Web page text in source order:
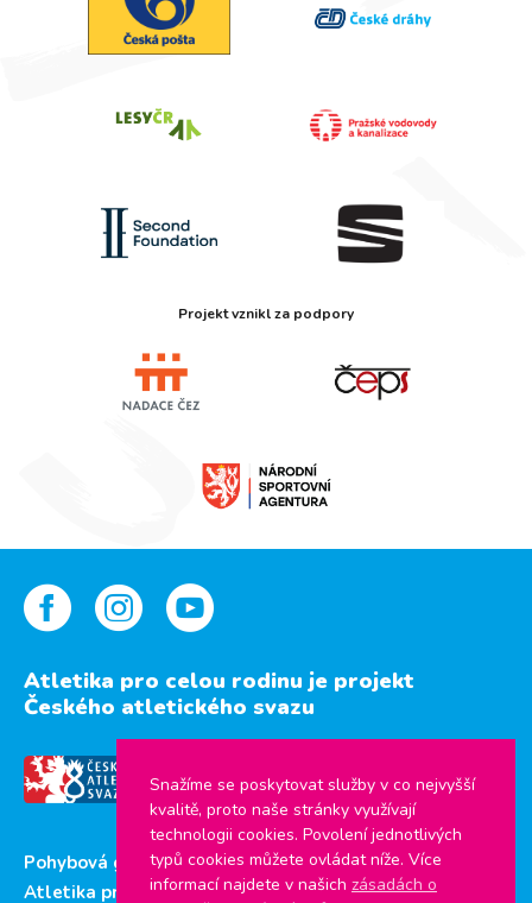
Projekt vznikl za podpory
Atletika pro celou rodinu je projekt
Českého atletického svazu
Pohybová gramotnost
Atletika pro děti
Snažíme se poskytovat služby v co nejvyšší
kvalitě, proto naše stránky využívají
technologii cookies. Povolení jednotlivých
typů cookies můžete ovládat níže. Více
informací najdete v našich zásadách o